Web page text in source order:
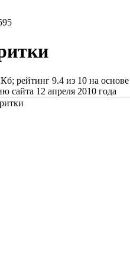
; рейтинг 9.4из 10на
сайта 12 апреля 2010 года